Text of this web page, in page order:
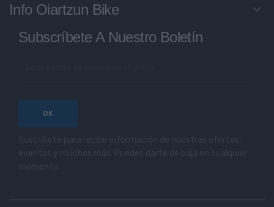
Info Oiartzun Bike keyboard_arrow_down
Subscríbete A Nuestro Boletín